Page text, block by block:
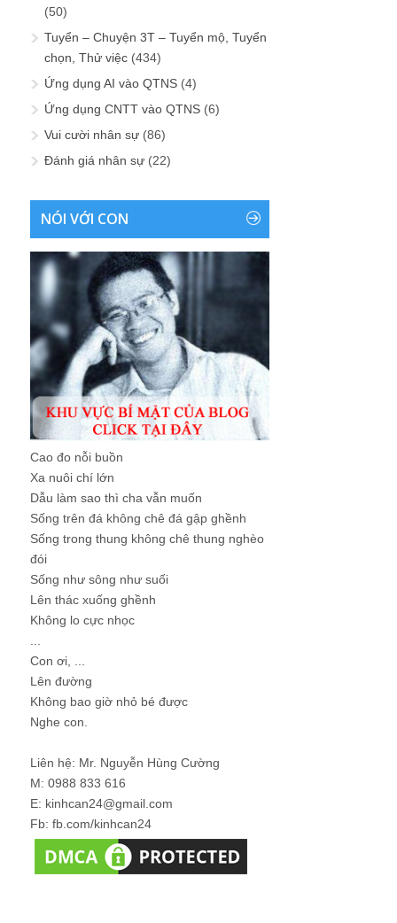
(50)
Tuyển – Chuyện 3T – Tuyển mộ, Tuyển
chọn, Thử việc (434)
Ứng dụng AI vào QTNS (4)
Ứng dụng CNTT vào QTNS (6)
Vui cười nhân sự (86)
Đánh giá nhân sự (22)
NÓI VỚI CON
Cao đo nỗi buồn
Xa nuôi chí lớn
Dẫu làm sao thì cha vẫn muốn
Sống trên đá không chê đá gập ghềnh
Sống trong thung không chê thung nghèo
đói
Sống như sông như suối
Lên thác xuống ghềnh
Không lo cực nhọc
Con ơi, ...
Lên đường
Không bao giờ nhỏ bé được
Nghe con.
Liên hệ: Mr. Nguyễn Hùng Cường
M: 0988 833 616
E: kinhcan24@gmail.com
Fb: fb.com/kinhcan24